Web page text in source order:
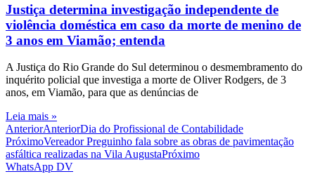
Justiça determina investigação independente de
violência doméstica em caso da morte de menino de
3 anos em Viamão; entenda
A Justiça do Rio Grande do Sul determinou o desmembramento do
inquérito policial que investiga a morte de Oliver Rodgers, de 3
anos, em Viamão, para que as denúncias de
Leia mais »
AnteriorAnteriorDia do Profissional de Contabilidade
PróximoVereador Preguinho fala sobre as obras de pavimentação
asfáltica realizadas na Vila AugustaPróximo
WhatsApp DV